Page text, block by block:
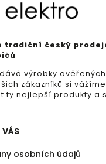
tradiční český
výrobky
zákazníků si
ty nejlepší produkty a
VÁS
osobních údajů